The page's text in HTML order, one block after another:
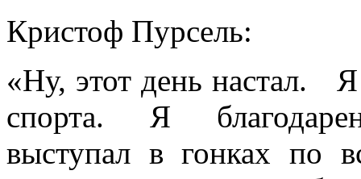
Кристоф Пурсель:
«Ну, этот день настал.
спорта. Я
выступал в гонках по